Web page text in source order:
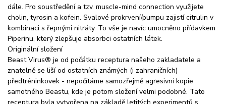
dále. Pro soustředění a tzv. muscle-mind connection využijete
cholin, tyrosin a kofein. Svalové prokrvení/pumpu zajistí citrulin v
kombinaci s řepnými nitráty. To vše je navíc umocněno přídavkem
Piperinu, který zlepšuje absorbci ostatních látek.
Originální složení
Beast Virus® je od počátku receptura našeho zakladatele a
znatelně se liší od ostatních známých (i zahraničních)
předtréninkovek - nepočítáme samozřejmě agresivní kopie
samotného Beastu, kde je potom složení velmi podobné. Tato
receptura byla vytvořena na základě letitých experimentů s